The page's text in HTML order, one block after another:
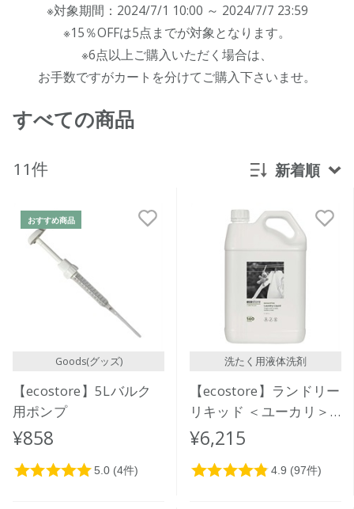
※対象期間：2024/7/1 10:00 ～ 2024/7/7 23:59
※15％OFFは5点までが対象となります。
※6点以上ご購入いただく場合は、
お手数ですがカートを分けてご購入下さいませ。
すべての商品
11件 新着順
発売日順
価格が安い
価格が高い
レビューが多い順
人気順
おすすめ商品
Goods(グッズ)
【ecostore】5Lバルク
用ポンプ
¥858
洗たく用液体洗剤
【ecostore】ランドリー
リキッド ＜ユーカリ＞
5L
¥6,215